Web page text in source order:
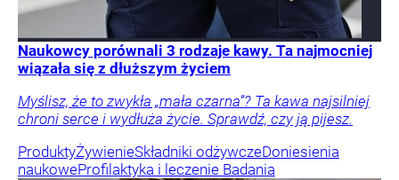
Naukowcy porównali 3 rodzaje kawy. Ta najmocniej
wiązała się z dłuższym życiem
Myślisz, że to zwykła „mała czarna”? Ta kawa najsilniej
chroni serce i wydłuża życie. Sprawdź, czy ją pijesz.
ProduktyŻywienieSkładniki odżywczeDoniesienia
naukoweProfilaktyka i leczenie Badania